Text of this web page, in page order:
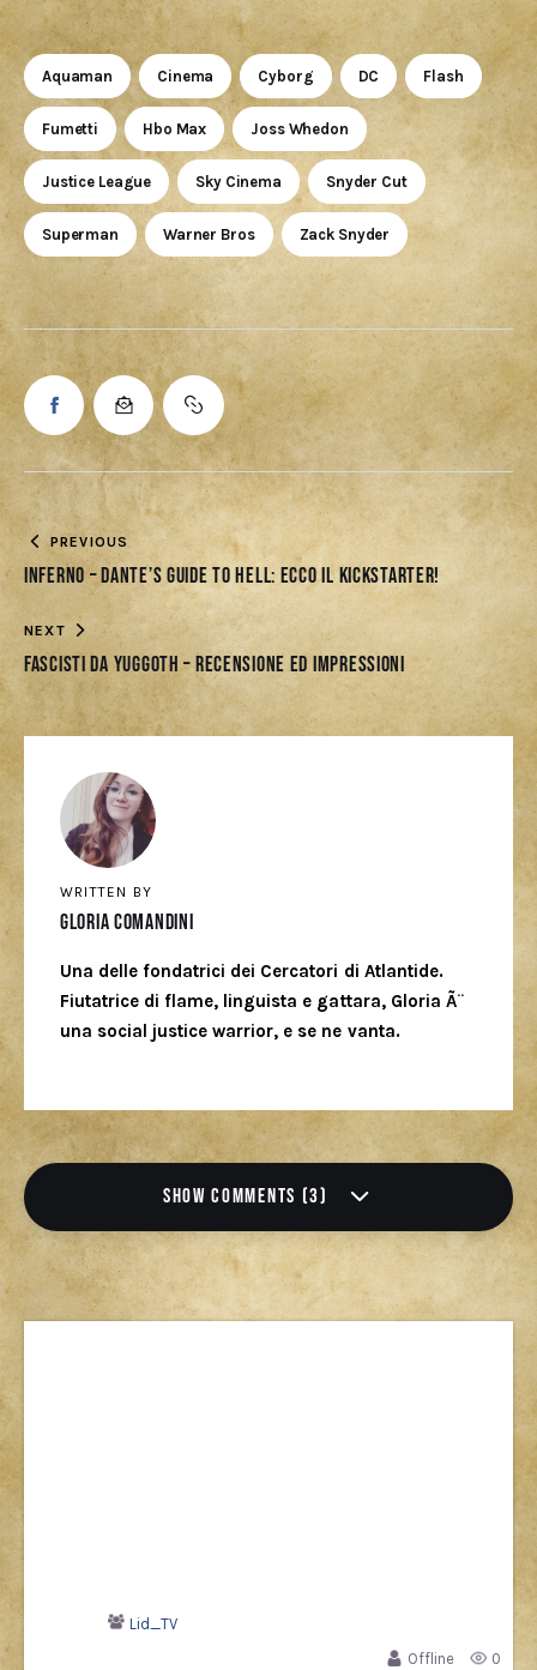
Aquaman Cinema Cyborg DC Flash
Fumetti Hbo Max Joss Whedon
Justice League Sky Cinema Snyder Cut
Superman Warner Bros Zack Snyder
PREVIOUS
Inferno – Dante’s Guide to Hell: ecco il Kickstarter!
NEXT
Fascisti da Yuggoth – Recensione ed impressioni
WRITTEN BY
Gloria Comandini
Una delle fondatrici dei Cercatori di Atlantide.
Fiutatrice di flame, linguista e gattara, Gloria Ã¨
una social justice warrior, e se ne vanta.
SHOW COMMENTS (3)
Lid_TV
Offline
0